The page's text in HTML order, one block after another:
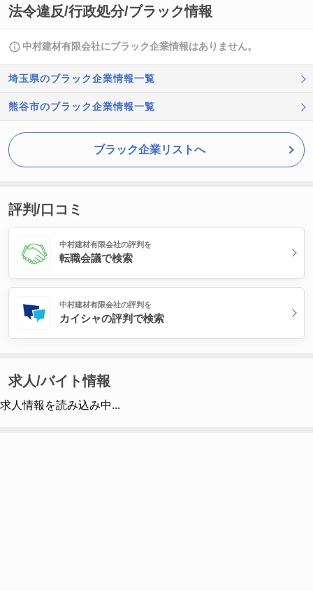
法令違反/行政処分/ブラック情報
中村建材有限会社にブラック企業情報はありません。
埼玉県のブラック企業情報一覧
熊谷市のブラック企業情報一覧
ブラック企業リストへ
評判/口コミ
中村建材有限会社の評判を
転職会議で検索
中村建材有限会社の評判を
カイシャの評判で検索
求人/バイト情報
求人情報を読み込み中...